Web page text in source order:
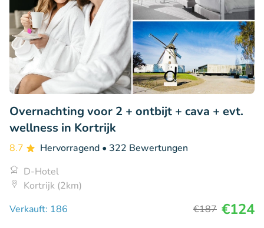
Overnachting voor 2 + ontbijt + cava + evt.
wellness in Kortrijk
8.7 Hervorragend • 322 Bewertungen
D-Hotel
Kortrijk (2km)
Verkauft: 186
€187 €124